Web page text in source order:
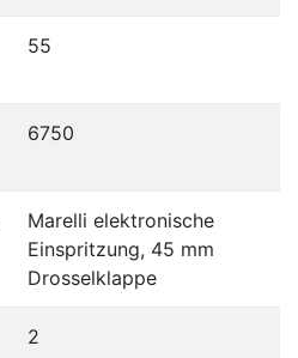
55
6750
Marelli elektronische
Einspritzung, 45 mm
Drosselklappe
2